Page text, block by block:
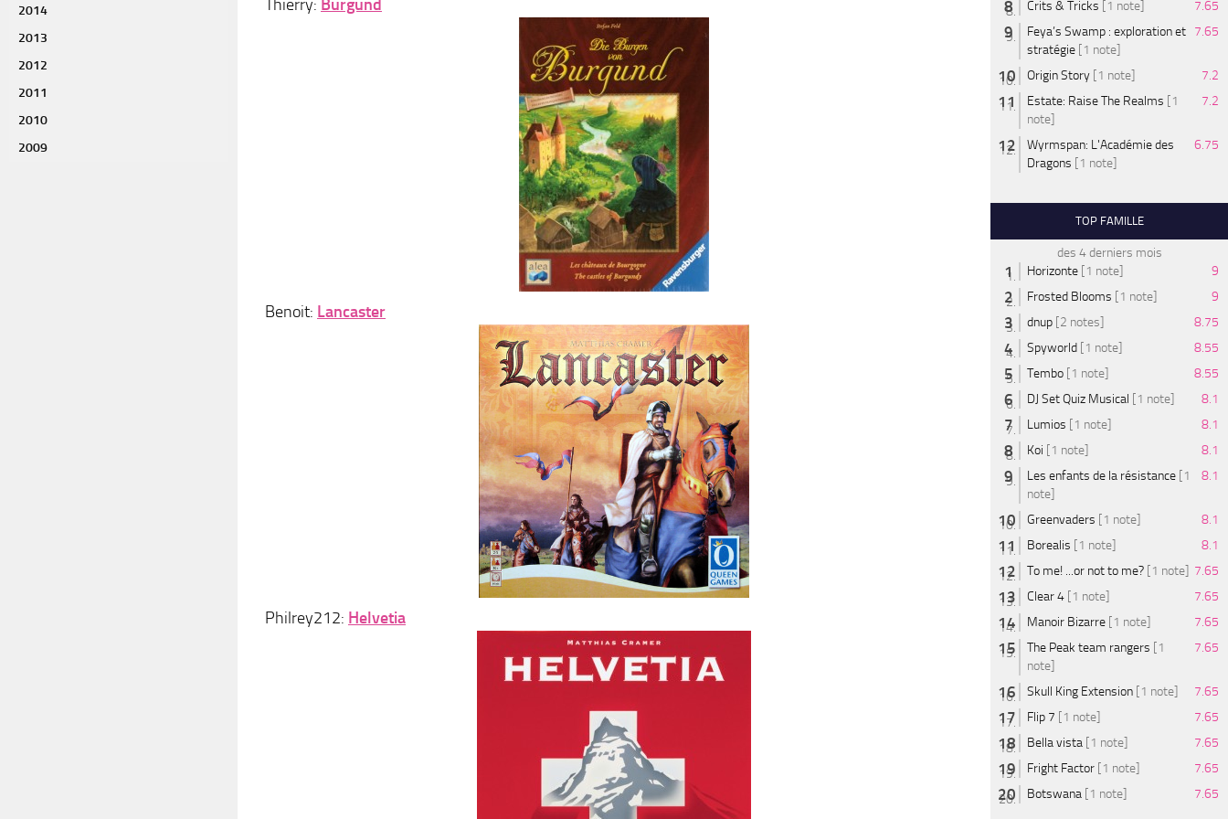
Thierry: Burgund
Benoit: Lancaster
Philrey212: Helvetia
2014
2013
2012
2011
2010
2009
Crits & Tricks [1 note]
7.65
Feya’s Swamp : exploration et
stratégie [1 note]
7.65
Origin Story [1 note]
7.2
Estate: Raise The Realms [1
note]
7.2
Wyrmspan: L'Académie des
Dragons [1 note]
6.75
TOP FAMILLE
des 4 derniers mois
Horizonte [1 note]
9
Frosted Blooms [1 note]
9
dnup [2 notes]
8.75
Spyworld [1 note]
8.55
Tembo [1 note]
8.55
DJ Set Quiz Musical [1 note]
8.1
Lumios [1 note]
8.1
Koi [1 note]
8.1
Les enfants de la résistance [1
note]
8.1
Greenvaders [1 note]
8.1
Borealis [1 note]
8.1
To me! ...or not to me? [1 note]
7.65
Clear 4 [1 note]
7.65
Manoir Bizarre [1 note]
7.65
The Peak team rangers [1
note]
7.65
Skull King Extension [1 note]
7.65
Flip 7 [1 note]
7.65
Bella vista [1 note]
7.65
Fright Factor [1 note]
7.65
Botswana [1 note] 7.65